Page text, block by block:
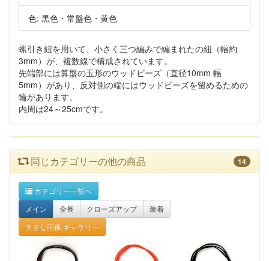
色: 黒色・常盤色・黄色
蝋引き紐を用いて、小さく三つ編みで編まれたの紐（幅約
3mm）が、複数線で構成されています。
先端部には算盤の玉形のウッドビーズ（直径10mm 幅
5mm）があり、反対側の端にはウッドビーズを留めるための
輪があります。
内周は24～25cmです。
同じカテゴリーの他の商品 14
カテゴリー一覧へ
メイン
全長 クローズアップ
装着
大きな画像:ギャラリー